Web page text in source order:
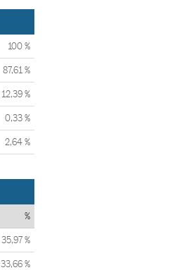
100 %
87,61 %
12,39 %
0,33 %
2,64 %
%
35,97 %
33,66 %